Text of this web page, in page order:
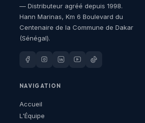
— Distributeur agréé depuis 1998.
Hann Marinas, Km 6 Boulevard du
Centenaire de la Commune de Dakar
(Sénégal).
NAVIGATION
Accueil
L'Équipe